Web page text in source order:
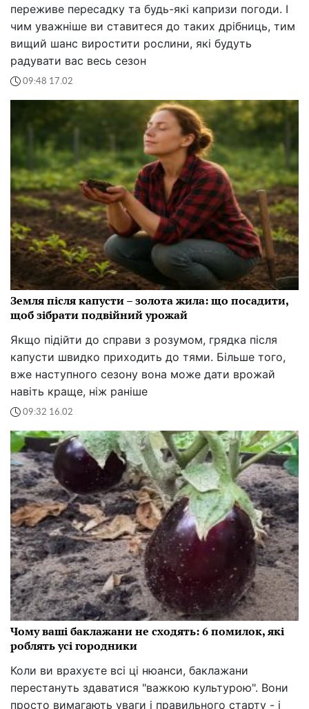
переживе пересадку та будь-які капризи погоди. І
чим уважніше ви ставитеся до таких дрібниць, тим
вищий шанс виростити рослини, які будуть
радувати вас весь сезон
09:48 17.02
Земля після капусти – золота жила: що посадити,
щоб зібрати подвійний урожай
Якщо підійти до справи з розумом, грядка після
капусти швидко приходить до тями. Більше того,
вже наступного сезону вона може дати врожай
навіть краще, ніж раніше
09:32 16.02
Чому ваші баклажани не сходять: 6 помилок, які
роблять усі городники
Коли ви врахуєте всі ці нюанси, баклажани
перестануть здаватися "важкою культурою". Вони
просто вимагають уваги і правильного старту - і